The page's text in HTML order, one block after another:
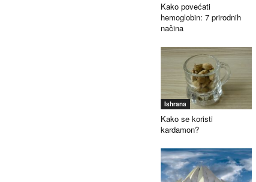
Kako povećati
hemoglobin: 7 prirodnih
načina
Ishrana
Kako se koristi
kardamon?